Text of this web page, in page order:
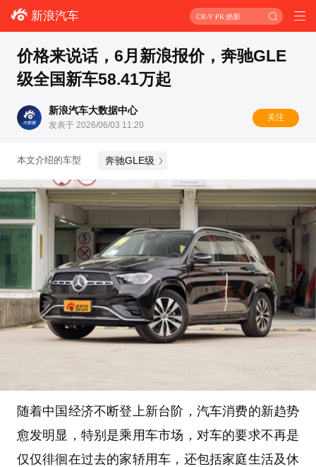
新浪汽车 CR-V PK 皓影
价格来说话，6月新浪报价，奔驰GLE
级全国新车58.41万起
新浪汽车大数据中心
发表于 2026/06/03 11:20
关注
本文介绍的车型 奔驰GLE级
随着中国经济不断登上新台阶，汽车消费的新趋势
愈发明显，特别是乘用车市场，对车的要求不再是
仅仅徘徊在过去的家轿用车，还包括家庭生活及休